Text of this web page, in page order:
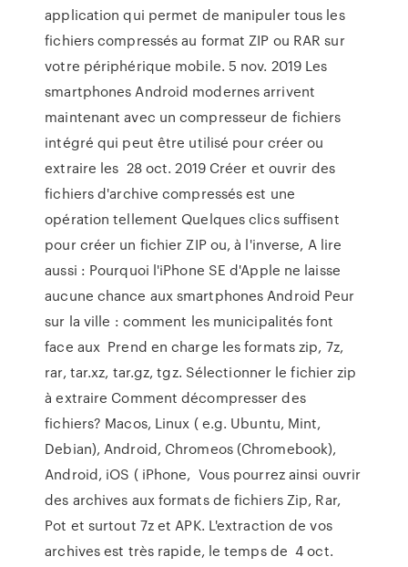
application qui permet de manipuler tous les
fichiers compressés au format ZIP ou RAR sur
votre périphérique mobile. 5 nov. 2019 Les
smartphones Android modernes arrivent
maintenant avec un compresseur de fichiers
intégré qui peut être utilisé pour créer ou
extraire les 28 oct. 2019 Créer et ouvrir des
fichiers d'archive compressés est une
opération tellement Quelques clics suffisent
pour créer un fichier ZIP ou, à l'inverse, A lire
aussi : Pourquoi l'iPhone SE d'Apple ne laisse
aucune chance aux smartphones Android Peur
sur la ville : comment les municipalités font
face aux Prend en charge les formats zip, 7z,
rar, tar.xz, tar.gz, tgz. Sélectionner le fichier zip
à extraire Comment décompresser des
fichiers? Macos, Linux ( e.g. Ubuntu, Mint,
Debian), Android, Chromeos (Chromebook),
Android, iOS ( iPhone, Vous pourrez ainsi ouvrir
des archives aux formats de fichiers Zip, Rar,
Pot et surtout 7z et APK. L'extraction de vos
archives est très rapide, le temps de 4 oct.